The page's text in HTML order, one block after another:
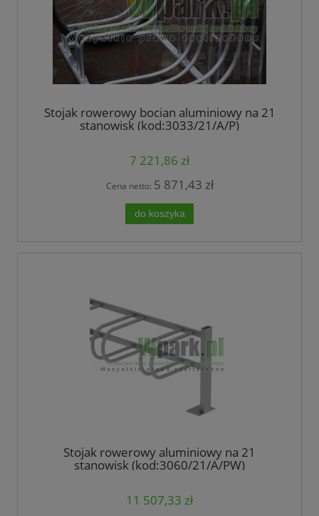
Stojak rowerowy bocian aluminiowy na 21
stanowisk (kod:3033/21/A/P)
7 221,86 zł
Cena netto: 5 871,43 zł
do koszyka
Stojak rowerowy aluminiowy na 21
stanowisk (kod:3060/21/A/PW)
11 507,33 zł